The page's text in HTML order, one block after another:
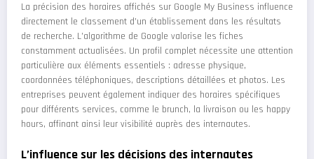
La précision des horaires affichés sur Google My Business influence
directement le classement d’un établissement dans les résultats
de recherche. L’algorithme de Google valorise les fiches
constamment actualisées. Un profil complet nécessite une attention
particulière aux éléments essentiels : adresse physique,
coordonnées téléphoniques, descriptions détaillées et photos. Les
entreprises peuvent également indiquer des horaires spécifiques
pour différents services, comme le brunch, la livraison ou les happy
hours, affinant ainsi leur visibilité auprès des internautes.
L’influence sur les décisions des internautes